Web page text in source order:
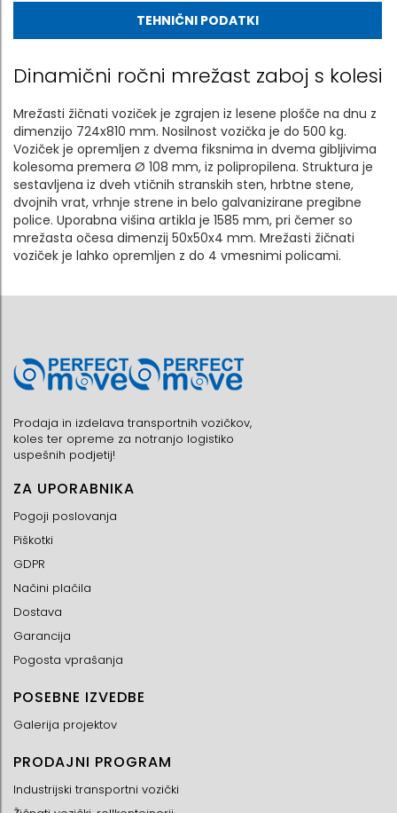
TEHNIČNI PODATKI
Dinamični ročni mrežast zaboj s kolesi
Mrežasti žičnati voziček je zgrajen iz lesene plošče na dnu z
dimenzijo 724x810 mm. Nosilnost vozička je do 500 kg.
Voziček je opremljen z dvema fiksnima in dvema gibljivima
kolesoma premera Ø 108 mm, iz polipropilena. Struktura je
sestavljena iz dveh vtičnih stranskih sten, hrbtne stene,
dvojnih vrat, vrhnje strene in belo galvanizirane pregibne
police. Uporabna višina artikla je 1585 mm, pri čemer so
mrežasta očesa dimenzij 50x50x4 mm. Mrežasti žičnati
voziček je lahko opremljen z do 4 vmesnimi policami.
Prodaja in izdelava transportnih vozičkov,
koles ter opreme za notranjo logistiko
uspešnih podjetij!
ZA UPORABNIKA
Pogoji poslovanja
Piškotki
GDPR
Načini plačila
Dostava
Garancija
Pogosta vprašanja
POSEBNE IZVEDBE
Galerija projektov
PRODAJNI PROGRAM
Industrijski transportni vozički